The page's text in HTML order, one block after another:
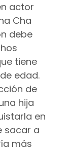
actor
Cha
debe
tiene
edad.
de
hija
en
sacar a
más